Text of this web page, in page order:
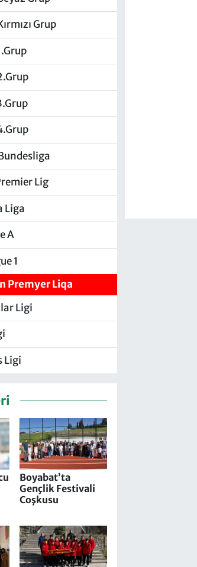
Grup
Lig
Liga
A
1
Premyer Liqa
Ligi
Ligi
Boyabat’ta
Gençlik Festivali
Coşkusu